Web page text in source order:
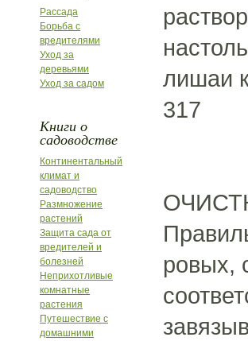
Рассада
Борьба с
вредителями
Уход за
деревьями
Уход за садом
Книги о
садоводстве
Континентальный
климат и
садоводство
Размножение
растений
Защита сада от
вредителей и
болезней
Неприхотливые
комнатные
растения
Путешествие с
домашними
лишаи
317
ровых,